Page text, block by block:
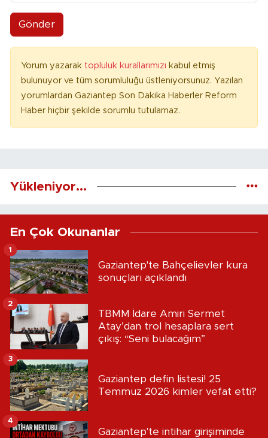
Gönder
Yorum yazarak topluluk kurallarımızı kabul etmiş
bulunuyor ve tüm sorumluluğu üstleniyorsunuz. Yazılan
yorumlardan Gaziantep Son Dakika Haberler Reform
Haber hiçbir şekilde sorumlu tutulamaz.
Yükleniyor...
En Çok Okunanlar
Gaziantep'te Bahçelievler kura
sonuçları açıklandı
1
TBMM İdare Amiri Sermet
Atay’dan trol hesaplara sert
çıkış: “Seni bulacağım”
2
Gaziantep defin listesi! 25
Temmuz 2026 kimler vefat etti?
3
Gaziantep'te intihar girişiminde
4